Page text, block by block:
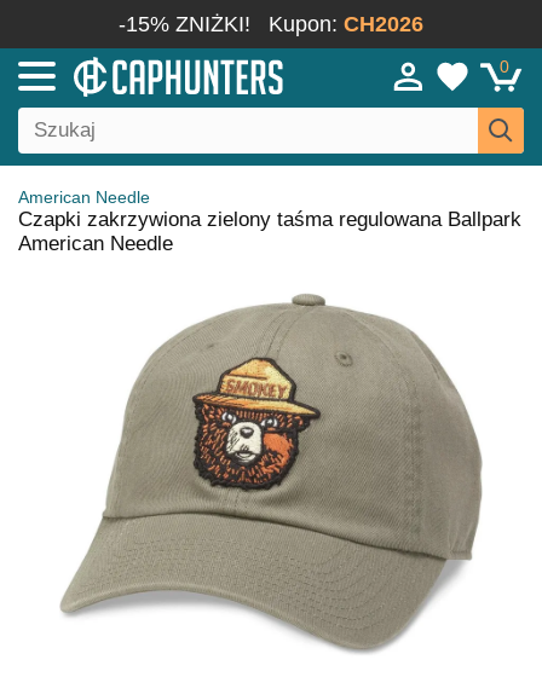
-15% ZNIŻKI! Kupon: CH2026
0
American Needle
Czapki zakrzywiona zielony taśma regulowana Ballpark
American Needle